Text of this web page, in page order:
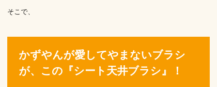
そこで、
かずやんが愛してやまないブラシ
が、この『シート天井ブラシ』！